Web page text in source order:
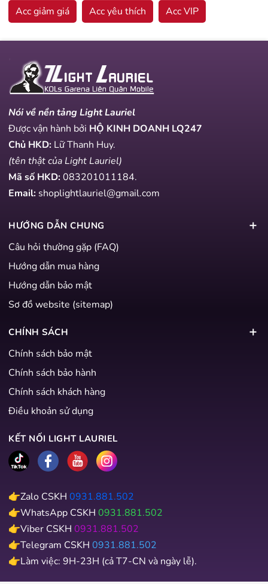
Acc giảm giá
Acc yêu thích Acc VIP
Nói về nền tảng Light Lauriel
Được vận hành bởi HỘ KINH DOANH LQ247
Chủ HKD: Lữ Thanh Huy.
(tên thật của Light Lauriel)
Mã số HKD:083201011184.
Email: shoplightlauriel@gmail.com
HƯỚNG DẪN CHUNG
Câu hỏi thường gặp (FAQ)
Hướng dẫn mua hàng
Hướng dẫn bảo mật
Sơ đồ website (sitemap)
CHÍNH SÁCH
Chính sách bảo mật
Chính sách bảo hành
Chính sách khách hàng
Điều khoản sử dụng
KẾT NỐI LIGHT LAURIEL
👉Zalo CSKH 0931.881.502
👉WhatsApp CSKH 0931.881.502
👉Viber CSKH 0931.881.502
👉Telegram CSKH 0931.881.502
👉Làm việc: 9H-23H (cả T7-CN và ngày lễ).